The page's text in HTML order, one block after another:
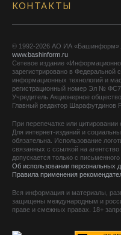
КОНТАКТЫ
© 1992-2026 АО ИА «Башинформ».
www.bashinform.ru
Сетевое издание
зарегистрировано в Федеральной
информационных технологий и
регистрационный номер Эл №
Учредитель Акционерное
Главный редактор Шарафутдинов
При перепечатке или
Для интернет-изданий и
обязательна. Использование
связанных с ссылкой на
допускается только с
Об использовании персональных
Правила применения
Вся информация и материалы,
защищены международным и
праве и смежных правах. 18+